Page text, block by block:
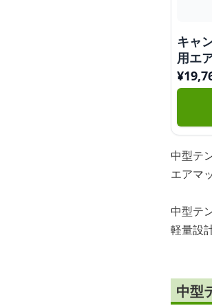
キャ
用エ
¥
中型テ
エアマ
中型テ
軽量設
中型